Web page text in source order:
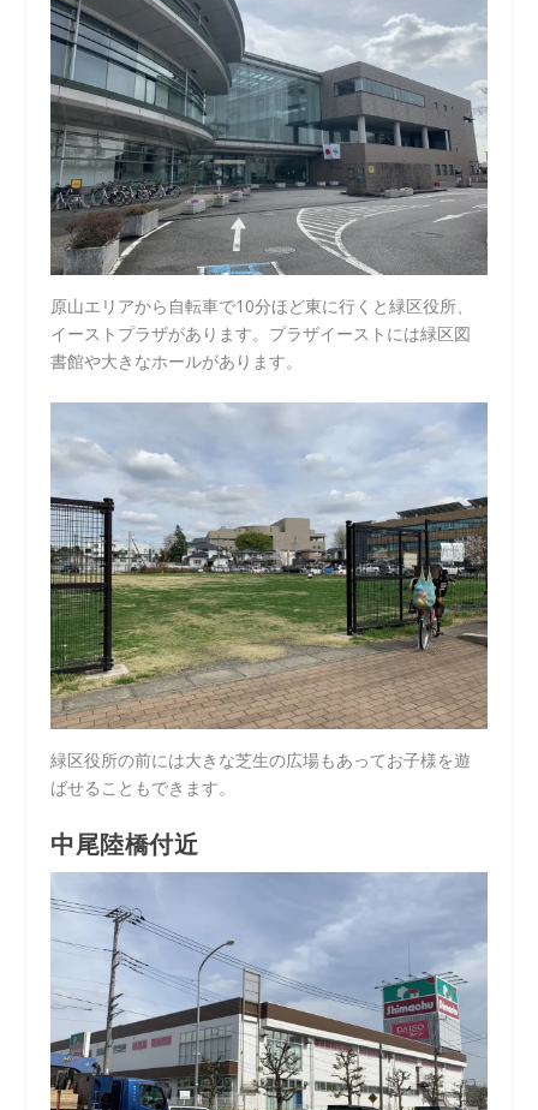
原山エリアから自転車で10分ほど東に行くと緑区役所、
イーストプラザがあります。プラザイーストには緑区図
書館や大きなホールがあります。
緑区役所の前には大きな芝生の広場もあってお子様を遊
ばせることもできます。
中尾陸橋付近